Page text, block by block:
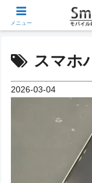
スマホ
2026-03-04
メニュー